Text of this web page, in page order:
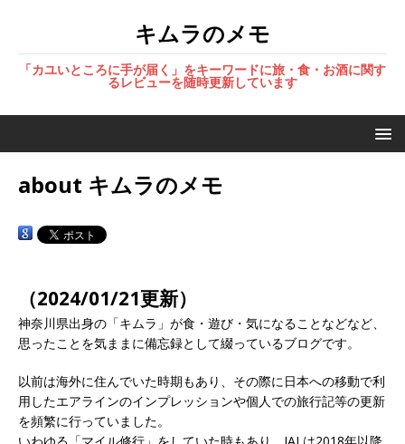
キムラのメモ
「カユいところに手が届く」をキーワードに旅・食・お酒に関す
るレビューを随時更新しています
about キムラのメモ
（2024/01/21更新）
神奈川県出身の「キムラ」が食・遊び・気になることなどなど、
思ったことを気ままに備忘録として綴っているブログです。
以前は海外に住んでいた時期もあり、その際に日本への移動で利
用したエアラインのインプレッションや個人での旅行記等の更新
を頻繁に行っていました。